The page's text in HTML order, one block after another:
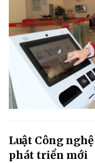
Luật Công
phát triển mới